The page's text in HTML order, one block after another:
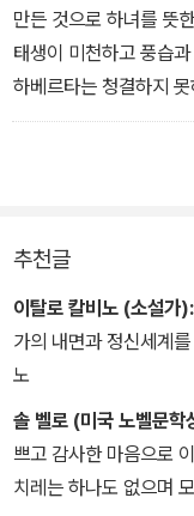
몇 세대 전만 해도 수백
근에 피에몬테 방언의
훑어만 보아도 그것이
다. 구원(이교도)이 있
할 때 쓰는 아주 약삭빠
만든 것으로 하녀를 뜻
태생이 미천하고 풍습
하베르타는 청결하지
이 집주인들의 관습과
몇 세대 전만 해도 수백
훑어만 보아도 그것이
다. 구원(이교도)이 있
이 세운 억압 정권에 대
할 때 쓰는 아주 약삭빠
추천글
이탈로 칼비노 (소설가):
가의 내면과 정신세계
노
솔 벨로 (미국 노벨문학
쁘고 감사한 마음으로
치레는 하나도 없으며